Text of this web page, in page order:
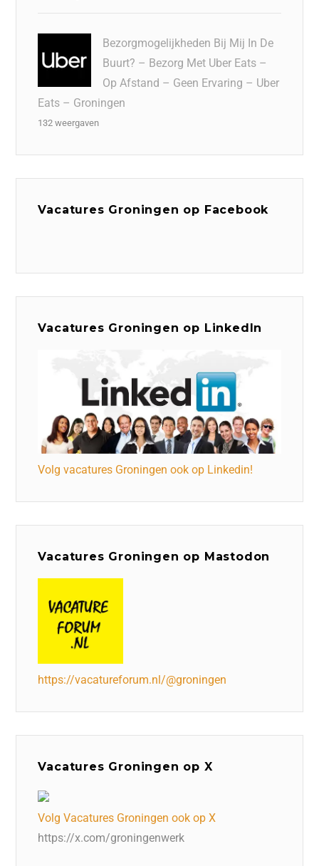
Bezorgmogelijkheden Bij Mij In De
Buurt? – Bezorg Met Uber Eats –
Op Afstand – Geen Ervaring – Uber
Eats – Groningen
132 weergaven
Vacatures Groningen op Facebook
Vacatures Groningen op LinkedIn
Volg vacatures Groningen ook op Linkedin!
Vacatures Groningen op Mastodon
https://vacatureforum.nl/@groningen
Vacatures Groningen op X
Volg Vacatures Groningen ook op X
https://x.com/groningenwerk